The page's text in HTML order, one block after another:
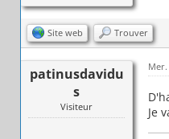
Site web Trouver
patinusdavidu
s
Visiteur
Mer.
Je